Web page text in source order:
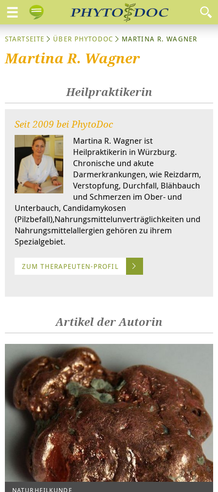
STARTSEITE ÜBER PHYTODOC MARTINA R. WAGNER
Martina R. Wagner
Heilpraktikerin
Seit 2009 bei PhytoDoc
Martina R. Wagner ist
Heilpraktikerin in Würzburg.
Chronische und akute
Darmerkrankungen, wie Reizdarm,
Verstopfung, Durchfall, Blähbauch
und Schmerzen im Ober- und
Unterbauch, Candidamykosen
(Pilzbefall),Nahrungsmittelunverträglichkeiten und
Nahrungsmittelallergien gehören zu ihrem
Spezialgebiet.
ZUM THERAPEUTEN-PROFIL
Artikel der Autorin
NATURHEILKUNDE